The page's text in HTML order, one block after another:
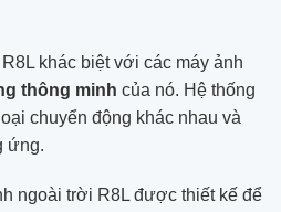
khác biệt với các máy ảnh
thông minh của nó. Hệ thống
chuyển động khác nhau và
ứng.
ngoài trời R8L được thiết kế để